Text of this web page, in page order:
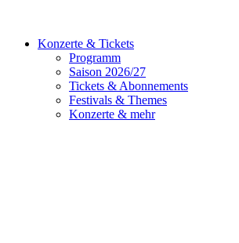
Konzerte & Tickets
Programm
Saison 2026/27
Tickets & Abonnements
Festivals & Themes
Konzerte & mehr